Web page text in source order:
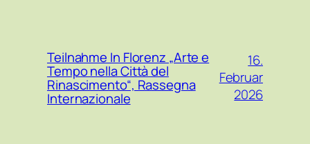
Teilnahme In Florenz „Arte e
Tempo nella Città del
Rinascimento“, Rassegna
Internazionale
16.
Februar
2026